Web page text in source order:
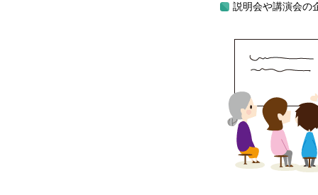
説明会や講演会の